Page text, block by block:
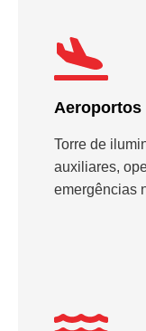
Aeroportos
Torre de
auxiliares,
emergências